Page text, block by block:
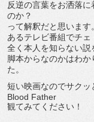
反逆の言葉をお洒落
のか？
って解釈だと思います。
あるテレビ番組でチ
全く本人を知らない説
脚本からなのかはわ
た。
短い映画なのでサクッ
Blood Father
観てみてください！